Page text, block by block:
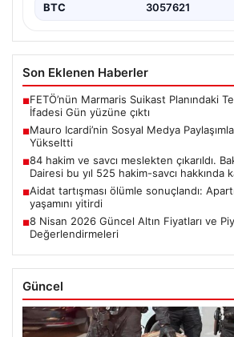
BTC 3057621
Son Eklenen Haberler
■FETÖ’nün Marmaris Suikast Planındaki
İfadesi Gün yüzüne çıktı
■Mauro Icardi’nin Sosyal Medya
Yükseltti
■84 hakim ve savcı meslekten çıkarıldı.
Dairesi bu yıl 525 hakim-savcı hakkında
■Aidat tartışması ölümle sonuçlandı:
yaşamını yitirdi
■8 Nisan 2026 Güncel Altın Fiyatları ve
Değerlendirmeleri
Güncel